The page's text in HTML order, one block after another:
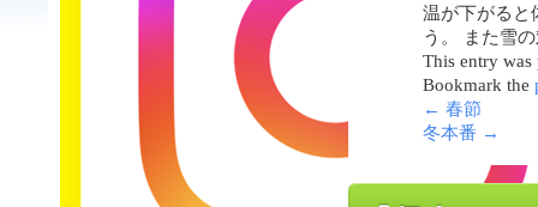
温が下がると
う。 また雪
This entry
Bookmark the
← 春節
冬本番 →